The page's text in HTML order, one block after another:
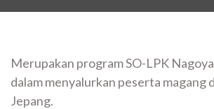
Merupakan program SO-LPK
dalam menyalurkan peserta magang
Jepang.